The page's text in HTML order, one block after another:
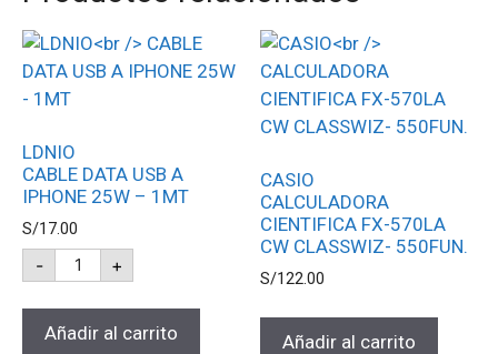
LDNIO
CABLE DATA USB A
IPHONE 25W – 1MT
S/17.00
- +
Añadir al carrito
CASIO
CALCULADORA
CIENTIFICA FX-570LA
CW CLASSWIZ- 550FUN.
S/122.00
Añadir al carrito